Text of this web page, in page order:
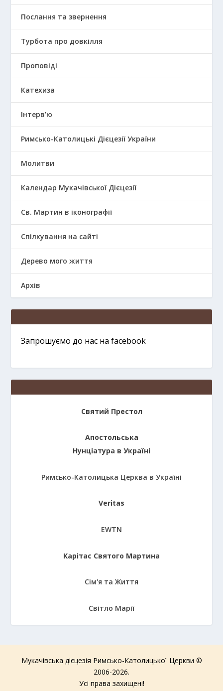
Послання та звернення
Турбота про довкілля
Проповіді
Катехиза
Інтерв’ю
Римсько-Католицькі Дієцезії України
Молитви
Календар Мукачівської Дієцезії
Св. Мартин в іконографії
Спілкування на сайті
Дерево мого життя
Архів
Запрошуємо до нас на facebook
Святий Престол
Апостольська
Нунціатура в Україні
Римсько-Католицька Церква в Україні
Veritas
EWTN
Карітас Святого Мартина
Сім'я та Життя
Світло Марії
Мукачівська дієцезія Римсько-Католицької Церкви ©
2006-2026.
Усі права захищені!